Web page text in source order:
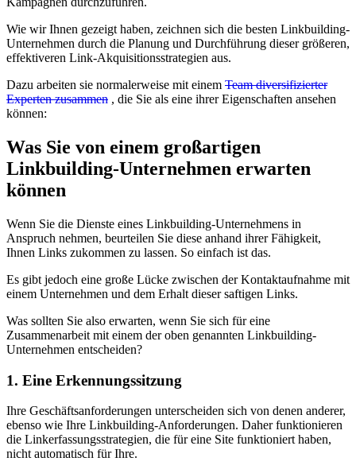
Wie wir Ihnen gezeigt haben, zeichnen sich die besten Linkbuilding-
Unternehmen durch die Planung und Durchführung dieser größeren,
effektiveren Link-Akquisitionsstrategien aus.
Dazu arbeiten sie normalerweise mit einem Team diversifizierter
Experten zusammen , die Sie als eine ihrer Eigenschaften ansehen
können:
Was Sie von einem großartigen
Linkbuilding-Unternehmen erwarten
können
Wenn Sie die Dienste eines Linkbuilding-Unternehmens in
Anspruch nehmen, beurteilen Sie diese anhand ihrer Fähigkeit,
Ihnen Links zukommen zu lassen. So einfach ist das.
Es gibt jedoch eine große Lücke zwischen der Kontaktaufnahme mit
einem Unternehmen und dem Erhalt dieser saftigen Links.
Was sollten Sie also erwarten, wenn Sie sich für eine
Zusammenarbeit mit einem der oben genannten Linkbuilding-
Unternehmen entscheiden?
1. Eine Erkennungssitzung
Ihre Geschäftsanforderungen unterscheiden sich von denen anderer,
ebenso wie Ihre Linkbuilding-Anforderungen. Daher funktionieren
die Linkerfassungsstrategien, die für eine Site funktioniert haben,
nicht automatisch für Ihre.